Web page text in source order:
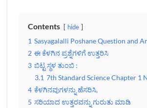
Contents hide
1 Sasyagalalli Poshane Question and
2 ಈ ಕೆಳಗಿನ ಪ್ರಶ್ನೆಗಳಿಗೆ ಉತ್ತರಿಸಿ
3 ಬಿಟ್ಟ ಸ್ಥಳ ತುಂಬಿ :
3.1 7th Standard Science Chapter 1
4 ಕೆಳಗಿನವುಗಳನ್ನು ಹೆಸರಿಸಿ,
5 ಸರಿಯಾದ ಉತ್ತರವನ್ನು ಗುರುತು ಮಾಡಿ